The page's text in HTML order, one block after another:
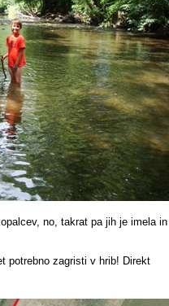
no, takrat pa jih je imela in
potrebno zagristi v hrib! Direkt